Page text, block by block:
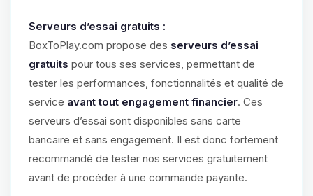
Serveurs d’essai gratuits :
BoxToPlay.com propose des serveurs d’essai
gratuits pour tous ses services, permettant de
tester les performances, fonctionnalités et qualité de
service avant tout engagement financier. Ces
serveurs d’essai sont disponibles sans carte
bancaire et sans engagement. Il est donc fortement
recommandé de tester nos services gratuitement
avant de procéder à une commande payante.